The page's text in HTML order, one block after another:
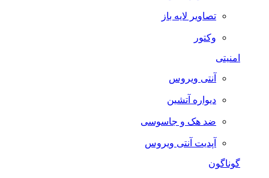
تصاویر لایه باز
وکتور
امنیتی
آنتی ویروس
دیواره آتشین
ضد هک و جاسوسی
آپدیت آنتی ویروس
گوناگون